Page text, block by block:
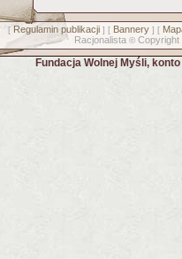
[ Regulamin publikacji] [ Bannery] [
Racjonalista © Copyright
Fundacja Wolnej Myśli,